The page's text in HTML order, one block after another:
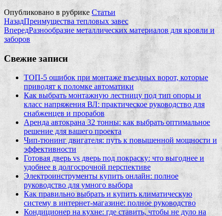
Опубликовано в рубрике Статьи
НазадПреимущества тепловых завес
ВпередРазнообразие металлических материалов для кровли и
заборов
Свежие записи
ТОП-5 ошибок при монтаже въездных ворот, которые
приводят к поломке автоматики
Как выбрать монтажную лестницу под тип опоры и
класс напряжения ВЛ: практическое руководство для
снабженцев и прорабов
Аренда автокрана 32 тонны: как выбрать оптимальное
решение для вашего проекта
Чип‑тюнинг двигателя: путь к повышенной мощности и
эффективности
Готовая дверь vs дверь под покраску: что выгоднее и
удобнее в долгосрочной перспективе
Электроинструменты купить онлайн: полное
руководство для умного выбора
Как правильно выбрать и купить климатическую
систему в интернет‑магазине: полное руководство
Кондиционер на кухне: где ставить, чтобы не дуло на